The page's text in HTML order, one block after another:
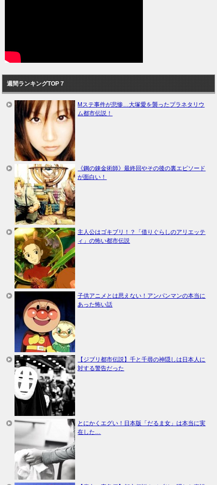
週間ランキングTOP７
Mステ事件が悲惨…大塚愛を襲ったプラネタリウ
ム都市伝説！
《鋼の錬金術師》最終回やその後の裏エピソード
が面白い！
主人公はゴキブリ！？「借りぐらしのアリエッテ
ィ」の怖い都市伝説
子供アニメとは思えない！アンパンマンの本当に
あった怖い話
【ジブリ都市伝説】千と千尋の神隠しは日本人に
対する警告だった
とにかくエグい！日本版「だるま女」は本当に実
在した…